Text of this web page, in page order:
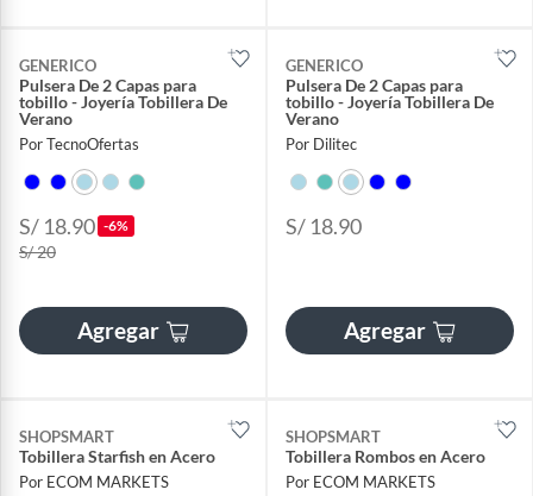
GENERICO
Pulsera De 2 Capas para
tobillo - Joyería Tobillera De
Verano
Por TecnoOfertas
S/ 18.90 -6%
S/ 20
Agregar
GENERICO
Pulsera De 2 Capas para
tobillo - Joyería Tobillera De
Verano
Por Dilitec
S/ 18.90
Agregar
SHOPSMART
Tobillera Starfish en Acero
Por ECOM MARKETS
SHOPSMART
Tobillera Rombos en Acero
Por ECOM MARKETS